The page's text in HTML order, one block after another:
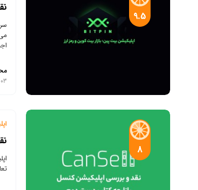
9.5
03 فروردین 1401
8